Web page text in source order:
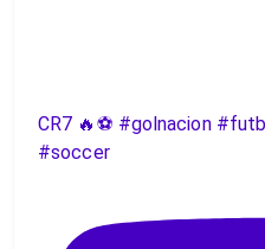
CR7 🔥⚽️ #golnacion
#soccer